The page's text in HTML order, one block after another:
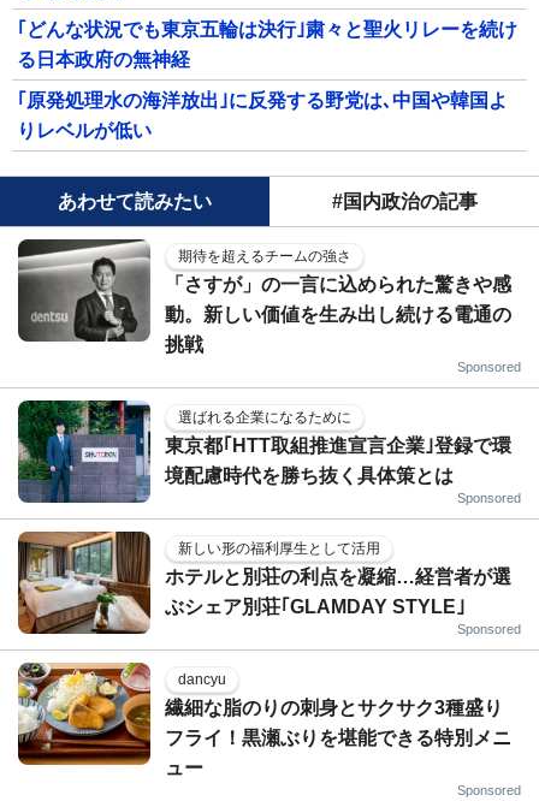
｢どんな状況でも東京五輪は決行｣粛々と聖火リレーを続け
る日本政府の無神経
｢原発処理水の海洋放出｣に反発する野党は､中国や韓国よ
りレベルが低い
あわせて読みたい #国内政治の記事
期待を超えるチームの強さ
「さすが」の一言に込められた驚きや感
動。新しい価値を生み出し続ける電通の
挑戦
Sponsored
選ばれる企業になるために
東京都｢HTT取組推進宣言企業｣登録で環
境配慮時代を勝ち抜く具体策とは
Sponsored
新しい形の福利厚生として活用
ホテルと別荘の利点を凝縮…経営者が選
ぶシェア別荘｢GLAMDAY STYLE｣
Sponsored
dancyu
繊細な脂のりの刺身とサクサク3種盛り
フライ！黒瀬ぶりを堪能できる特別メニ
ュー
Sponsored